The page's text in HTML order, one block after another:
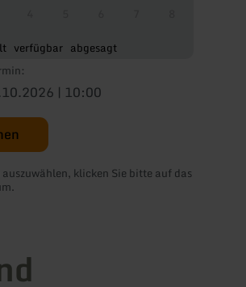
verfügbar abgesagt
| 10:00
klicken Sie bitte auf das